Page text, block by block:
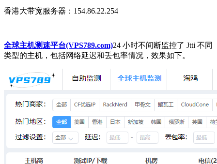
香港大带宽服务器：154.86.22.254
全球主机测速平台(VPS789.com)24 小时不间断监控了 Jtti 不同
类型的主机，包括网络延迟和丢包率情况，效果如下。